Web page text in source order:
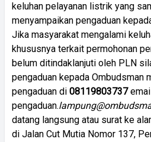
keluhan pelayanan listrik yang
menyampaikan pengaduan
Jika masyarakat mengalami
khususnya terkait permohonan
belum ditindaklanjuti oleh PLN
pengaduan kepada Ombudsman
pengaduan di 08119803737
pengaduan.
datang langsung atau surat ke
di Jalan Cut Mutia Nomor 137,